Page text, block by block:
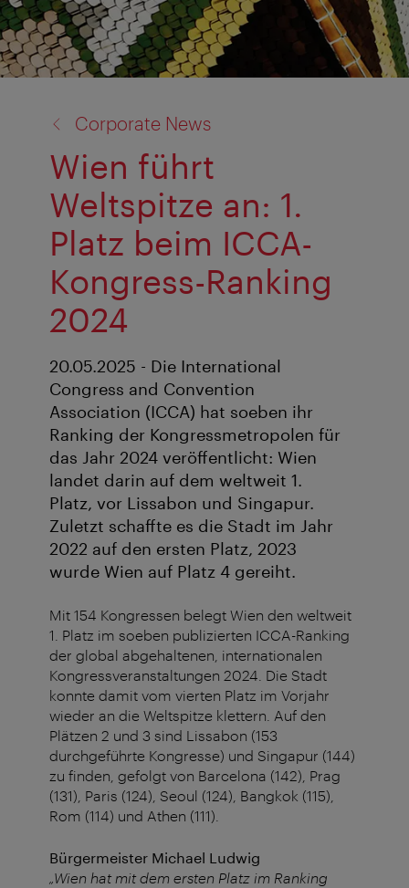
Corporate News
Wien führt
Weltspitze an: 1.
Platz beim ICCA-
Kongress-Ranking
2024
20.05.2025 - Die International
Congress and Convention
Association (ICCA) hat soeben ihr
Ranking der Kongressmetropolen für
das Jahr 2024 veröffentlicht: Wien
landet darin auf dem weltweit 1.
Platz, vor Lissabon und Singapur.
Zuletzt schaffte es die Stadt im Jahr
2022 auf den ersten Platz, 2023
wurde Wien auf Platz 4 gereiht.
Mit 154 Kongressen belegt Wien den weltweit
1. Platz im soeben publizierten ICCA-Ranking
der global abgehaltenen, internationalen
Kongressveranstaltungen 2024. Die Stadt
konnte damit vom vierten Platz im Vorjahr
wieder an die Weltspitze klettern. Auf den
Plätzen 2 und 3 sind Lissabon (153
durchgeführte Kongresse) und Singapur (144)
zu finden, gefolgt von Barcelona (142), Prag
(131), Paris (124), Seoul (124), Bangkok (115),
Rom (114) und Athen (111).
Bürgermeister Michael Ludwig
„Wien hat mit dem ersten Platz im Ranking